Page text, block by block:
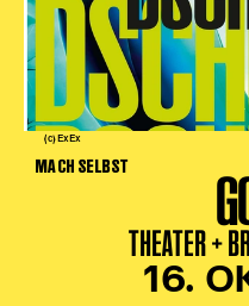
(c) ExEx
MACH SELBST
THEATER +
16.